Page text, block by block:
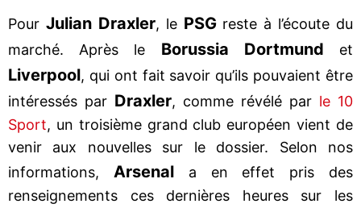
Pour Julian Draxler, le PSGreste à l’écoute du
marché. Après le Borussia Dortmund et
Liverpool, qui ont fait savoir qu’ils pouvaient être
intéressés par Draxler, comme révélé par le 10
Sport, un troisième grand club européen vient de
venir aux nouvelles sur le dossier. Selon nos
informations, Arsenala en effet pris des
renseignements ces dernières heures sur les